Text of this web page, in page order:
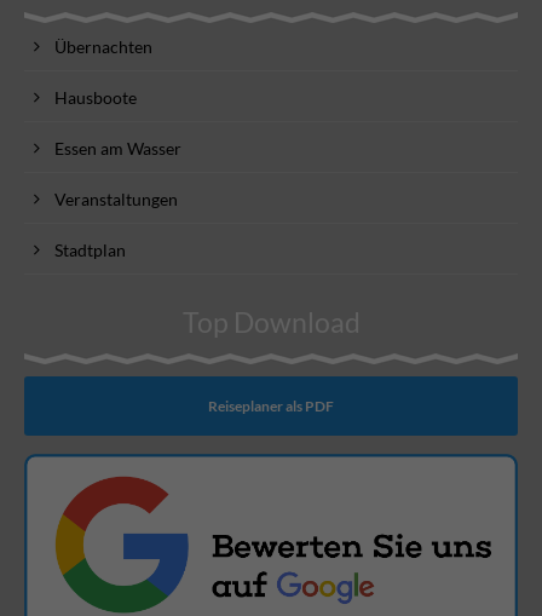
Übernachten
Hausboote
Essen am Wasser
Veranstaltungen
Stadtplan
Top Download
Reiseplaner als PDF